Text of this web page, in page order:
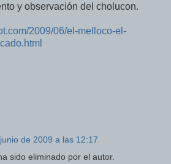
y observación del cholucon.
2009/06/el-melloco-el-
de 2009 a las 12:17
sido eliminado por el autor.